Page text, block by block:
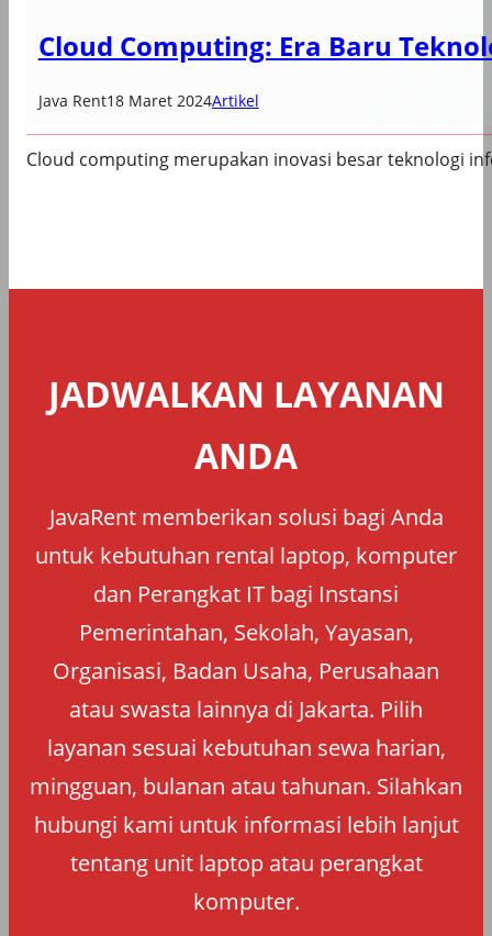
Cloud Computing: Era Baru
Java Rent18 Maret 2024Artikel
Cloud computing merupakan inovasi besar teknologi
JADWALKAN LAYANAN
ANDA
JavaRent memberikan solusi bagi Anda
untuk kebutuhan rental laptop, komputer
dan Perangkat IT bagi Instansi
Pemerintahan, Sekolah, Yayasan,
Organisasi, Badan Usaha, Perusahaan
atau swasta lainnya di Jakarta. Pilih
layanan sesuai kebutuhan sewa harian,
mingguan, bulanan atau tahunan. Silahkan
hubungi kami untuk informasi lebih lanjut
tentang unit laptop atau perangkat
komputer.